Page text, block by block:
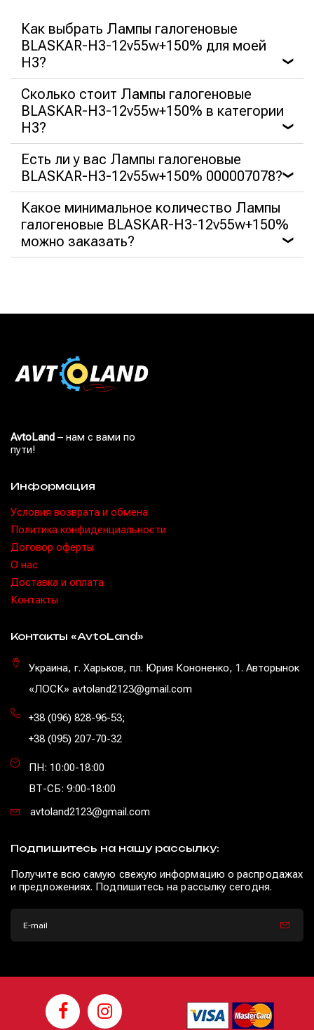
Как выбрать Лампы галогеновые
BLASKAR-H3-12v55w+150% для моей
H3?
❯
Сколько стоит Лампы галогеновые
BLASKAR-H3-12v55w+150% в категории
H3?
❯
Есть ли у вас Лампы галогеновые
BLASKAR-H3-12v55w+150% 000007078?❯
Какое минимальное количество Лампы
галогеновые BLASKAR-H3-12v55w+150%
можно заказать?
❯
AvtoLand – нам с вами по
пути!
Информация
Условия возврата и обмена
Политика конфиденциальности
Договор оферты
O нас
Доставка и оплата
Контакты
Контакты «AvtoLand»
Украина, г. Харьков, пл. Юрия Кононенко, 1. Авторынок
«ЛОСК» avtoland2123@gmail.com
+38 (096) 828-96-53;
+38 (095) 207-70-32
ПН: 10:00-18:00
ВТ-СБ: 9:00-18:00
avtoland2123@gmail.com
Подпишитесь на нашу рассылку:
Получите всю самую свежую информацию о распродажах
и предложениях. Подпишитесь на рассылку сегодня.